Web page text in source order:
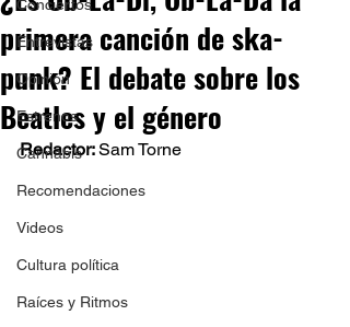
Conciertos
Entrevistas
Opinión
Estrenos
Cannabis
Recomendaciones
Videos
Cultura política
Raíces y Ritmos
primera canción de ska-
punk? El debate sobre los
Beatles y el género
Redactor: Sam Torne